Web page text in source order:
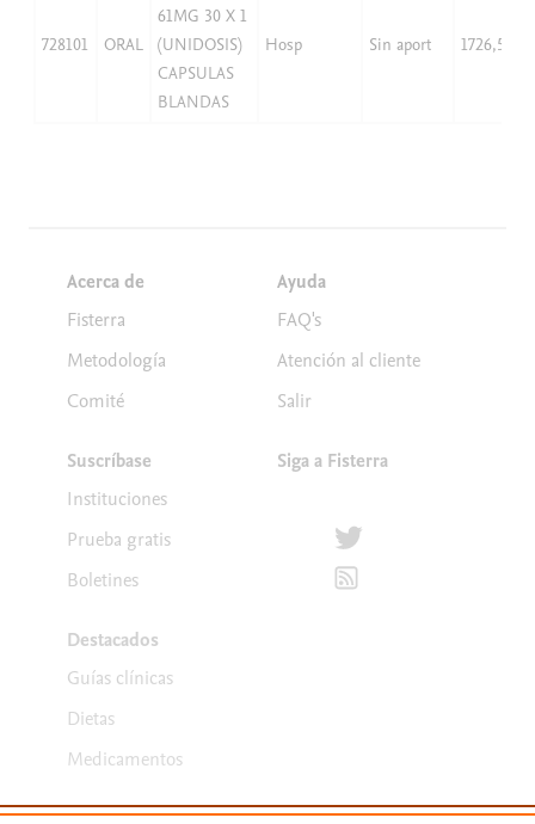
728101 ORAL
61MG 30 X 1
(UNIDOSIS)
CAPSULAS
BLANDAS
Hosp Sin aport 1726,57
Acerca de
Fisterra
Metodología
Comité
Suscríbase
Instituciones
Prueba gratis
Boletines
Destacados
Guías clínicas
Dietas
Medicamentos
Ayuda
FAQ's
Atención al cliente
Salir
Siga a Fisterra
Síguenos en Twitter
Suscríbete para recibir